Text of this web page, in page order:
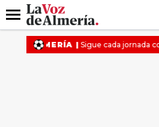
DESTACADO
Menú